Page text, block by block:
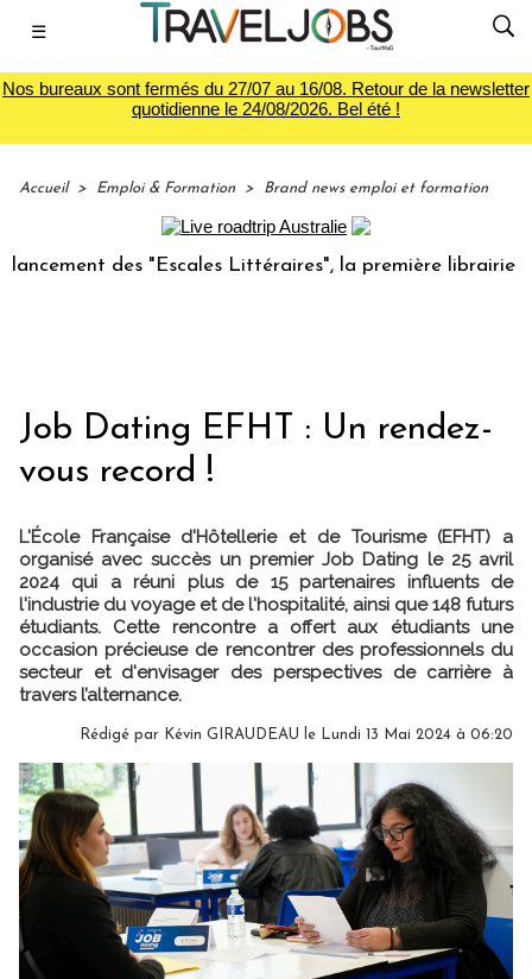
☰
Nos bureaux sont fermés du 27/07 au 16/08. Retour de la newsletter
quotidienne le 24/08/2026. Bel été !
Accueil > Emploi & Formation > Brand news emploi et formation
des "Escales Littéraires", la première librairie du
Job Dating EFHT : Un rendez-
vous record !
L'École Française d'Hôtellerie et de Tourisme (EFHT) a
organisé avec succès un premier Job Dating le 25 avril
2024 qui a réuni plus de 15 partenaires influents de
l'industrie du voyage et de l'hospitalité, ainsi que 148 futurs
étudiants. Cette rencontre a offert aux étudiants une
occasion précieuse de rencontrer des professionnels du
secteur et d'envisager des perspectives de carrière à
travers l’alternance.
Rédigé par Kévin GIRAUDEAU le Lundi 13 Mai 2024 à 06:20